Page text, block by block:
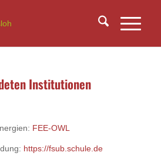
Institutionen
FEE-OWL
https://fsub.schule.de